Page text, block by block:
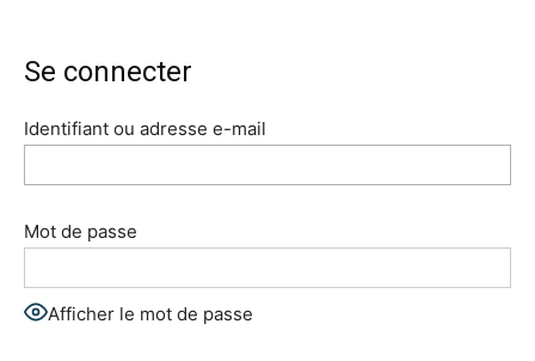
Se connecter
Identifiant ou adresse e-mail
Mot de passe
Afficher le mot de passe